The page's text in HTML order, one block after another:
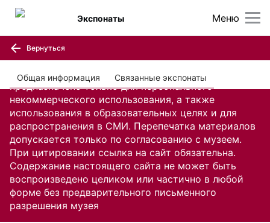
Содержание настоящего сайта, включая все
изображения и текстовую информацию,
предназначено только для персонального
некоммерческого использования, а также
использования в образовательных целях и для
распространения в СМИ. Перепечатка материалов
допускается только по согласованию с музеем.
При цитировании ссылка на сайт обязательна.
Содержание настоящего сайта не может быть
воспроизведено целиком или частично в любой
форме без предварительного письменного
разрешения музея
Меню
Экспонаты
Вернуться
Общая информация Связанные экспонаты